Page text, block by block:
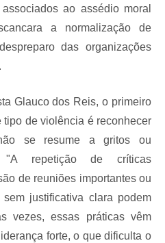
ao assédio moral
a normalização de
das organizações
Glauco dos Reis, o primeiro
tipo de violência é reconhecer
se resume a gritos ou
"A repetição de críticas
de reuniões importantes ou
justificativa clara podem
vezes, essas práticas vêm
forte, o que dificulta o